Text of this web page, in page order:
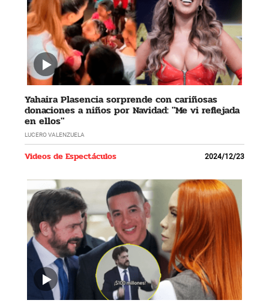
Yahaira Plasencia sorprende con cariñosas
donaciones a niños por Navidad: "Me vi reflejada
en ellos"
LUCERO VALENZUELA
Videos de Espectáculos 2024/12/23